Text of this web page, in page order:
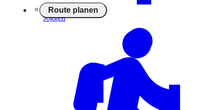
Route planen
Joggen